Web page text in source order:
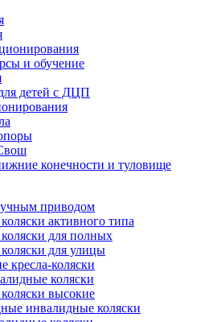
и обучение
детей с ДЦП
конечности и туловище
приводом
активного типа
для полных
для улицы
кресла-коляски
коляски
высокие
инвалидные коляски